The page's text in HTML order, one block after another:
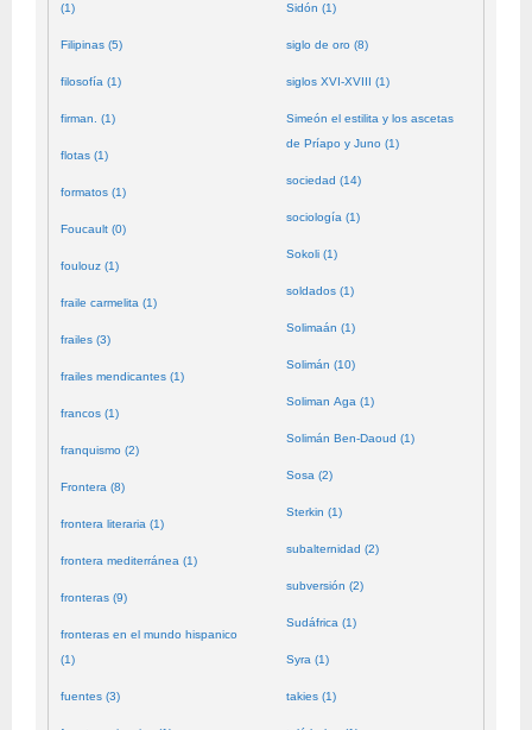
(1)
Filipinas (5)
filosofía (1)
firman. (1)
flotas (1)
formatos (1)
Foucault (0)
foulouz (1)
fraile carmelita (1)
frailes (3)
frailes mendicantes (1)
francos (1)
franquismo (2)
Frontera (8)
frontera literaria (1)
frontera mediterránea (1)
fronteras (9)
fronteras en el mundo hispanico
(1)
fuentes (3)
Sidón (1)
siglo de oro (8)
siglos XVI-XVIII (1)
Simeón el estilita y los ascetas
de Príapo y Juno (1)
sociedad (14)
sociología (1)
Sokoli (1)
soldados (1)
Solimaán (1)
Solimán (10)
Soliman Aga (1)
Solimán Ben-Daoud (1)
Sosa (2)
Sterkin (1)
subalternidad (2)
subversión (2)
Sudáfrica (1)
Syra (1)
takies (1)